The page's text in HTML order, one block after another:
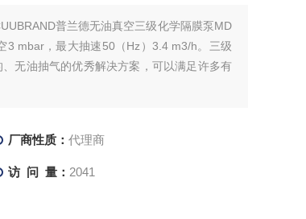
普兰德无油真空三级化学隔膜泵MD
3 mbar，最大抽速50（Hz）3.4 m3/h。三级
无油抽气的优秀解决方案，可以满足许多有
厂商性质： 代理商
访 问 量： 2041